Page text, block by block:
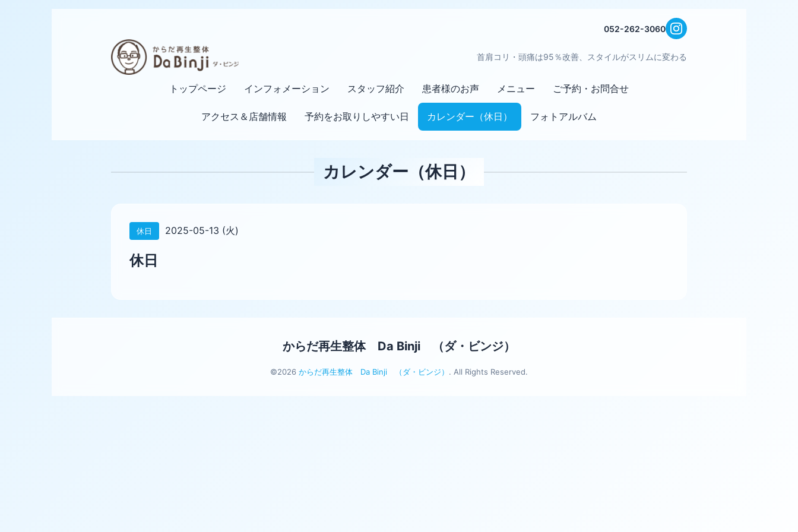
052-262-3060
首肩コリ・頭痛は95％改善、スタイルがスリムに変わる
トップページ インフォメーション スタッフ紹介 患者様のお声 メニュー ご予約・お問合せ
アクセス＆店舗情報 予約をお取りしやすい日 カレンダー（休日） フォトアルバム
カレンダー（休日）
休日 2025-05-13 (火)
休日
からだ再生整体 Da Binji （ダ・ビンジ）
©2026 からだ再生整体 Da Binji （ダ・ビンジ） . All Rights Reserved.